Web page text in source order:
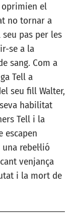
oprimien el
no tornar a
pas per les
se a la
sang. Com a
Tell a
seu fill Walter,
habilitat
Tell i la
escapen
rebel·lió
venjança
i la mort de